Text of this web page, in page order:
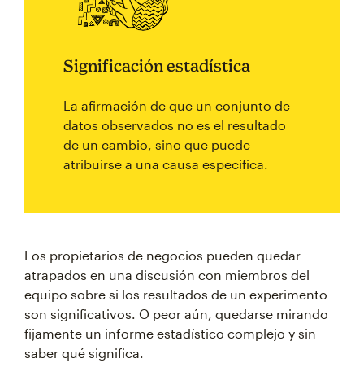
Significación estadística
La afirmación de que un conjunto de
datos observados no es el resultado
de un cambio, sino que puede
atribuirse a una causa específica.
Los propietarios de negocios pueden quedar
atrapados en una discusión con miembros del
equipo sobre si los resultados de un experimento
son significativos. O peor aún, quedarse mirando
fijamente un informe estadístico complejo y sin
saber qué significa.